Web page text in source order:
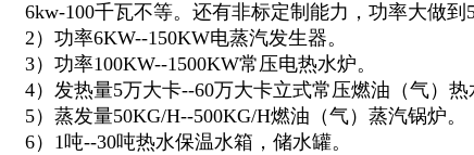
6kw-100千瓦不等。还有非标定制能力，功率大做到
2）功率6KW--150KW电蒸汽发生器。
3）功率100KW--1500KW常压电热水炉。
4）发热量5万大卡--60万大卡立式常压燃油（气）热
5）蒸发量50KG/H--500KG/H燃油（气）蒸汽锅炉。
6）1吨--30吨热水保温水箱，储水罐。